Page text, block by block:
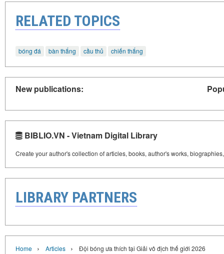
RELATED TOPICS
bóng đá bàn thắng cầu thủ chiến thắng
New publications:
BIBLIO.VN - Vietnam Digital Library
Create your author's collection of articles, books, author's works,
LIBRARY PARTNERS
Home › Articles › Đội bóng ưa thích tại Giải vô địch thế giới 2026